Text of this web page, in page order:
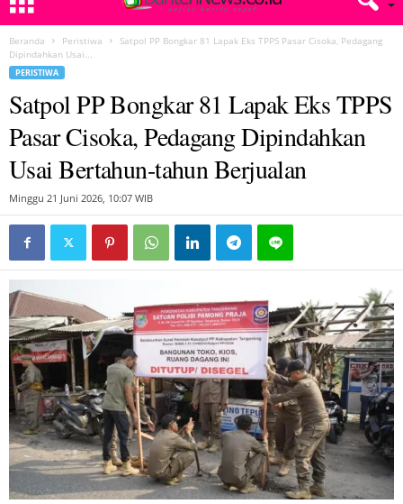
Beranda Peristiwa
Satpol PP Bongkar 81 Lapak Eks TPPS Pasar Cisoka, Pedagang
Dipindahkan Usai...
PERISTIWA
Satpol PP Bongkar 81 Lapak Eks TPPS
Pasar Cisoka, Pedagang Dipindahkan
Usai Bertahun-tahun Berjualan
Minggu 21 Juni 2026, 10:07 WIB